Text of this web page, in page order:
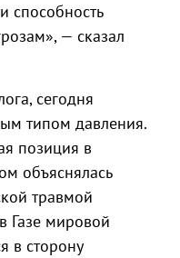
способность
— сказал
сегодня
типом давления.
позиция в
объяснялась
травмой
Газе мировой
в сторону